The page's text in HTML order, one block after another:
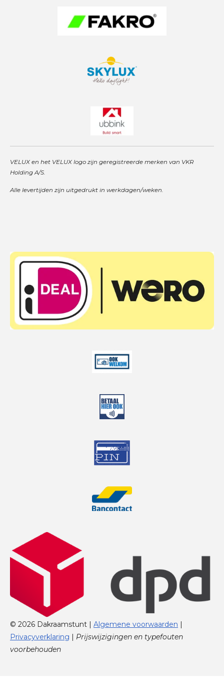
VELUX en het VELUX logo zijn geregistreerde merken van VKR
Holding A/S.
Alle levertijden zijn uitgedrukt in werkdagen/weken.
© 2026 Dakraamstunt | Algemene voorwaarden |
Privacyverklaring | Prijswijzigingen en typefouten
voorbehouden